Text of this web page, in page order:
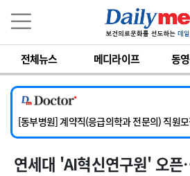
전체뉴스 메디라이프 동
[서울아산병원] 2026년 하반기 인턴 모집
[영남대학교의료원] 마취통증의학과 임기제
[충남대학교병원] 소아청소년과(소아응급전
[동부병원] 계약직(응급의학과 전문의) 직원
[이대목동병원] 하반기 전공의(레지던트1년
[서울아산병원] 2026년 하반기 인턴 모집
연세대 'AI혁신연구원' 오